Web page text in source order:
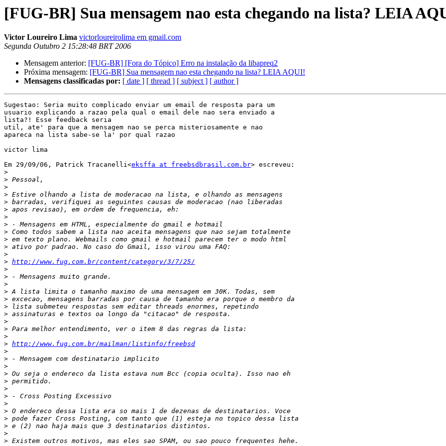
[FUG-BR] Sua mensagem nao esta chegando na lista? LEIA
Victor Loureiro Lima victorloureirolima em gmail.com
Segunda Outubro 2 15:28:48 BRT 2006
Mensagem anterior: [FUG-BR] [Fora do Tópico] Erro na instalação da libapreq2
Próxima mensagem: [FUG-BR] Sua mensagem nao esta chegando na lista? LEIA AQUI!
Mensagens classificadas por: [ date ] [ thread ] [ subject ] [ author ]
Sugestao: Seria muito complicado enviar um email de resposta para um
usuario explicando a razao pela qual o email dele nao sera enviado a
lista?! Esse feedback seria
util, ate' para que a mensagem nao se perca misteriosamente e nao
apareca na lista sabe-se la' por qual razao
victor lima
Em 29/09/06, Patrick Tracanelli<eksffa at freebsdbrasil.com.br> escreveu:
>
>
>
>
>
>
>
>
>
>
>
>
> http://www.fug.com.br/content/category/3/7/25/
>
>
>
>
>
>
>
>
>
>
> http://www.fug.com.br/mailman/listinfo/freebsd
>
>
>
>
>
>
>
>
>
>
>
>
>